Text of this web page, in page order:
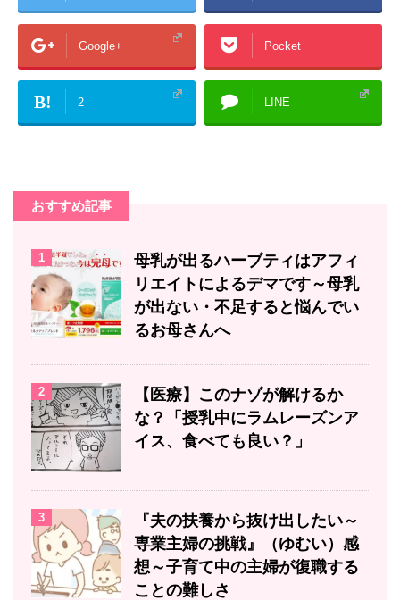
Google+ Pocket
B! 2 LINE
おすすめ記事
1
母乳が出るハーブティはアフィ
リエイトによるデマです～母乳
が出ない・不足すると悩んでい
るお母さんへ
2
【医療】このナゾが解けるか
な？「授乳中にラムレーズンア
イス、食べても良い？」
3
『夫の扶養から抜け出したい～
専業主婦の挑戦』（ゆむい）感
想～子育て中の主婦が復職する
ことの難しさ